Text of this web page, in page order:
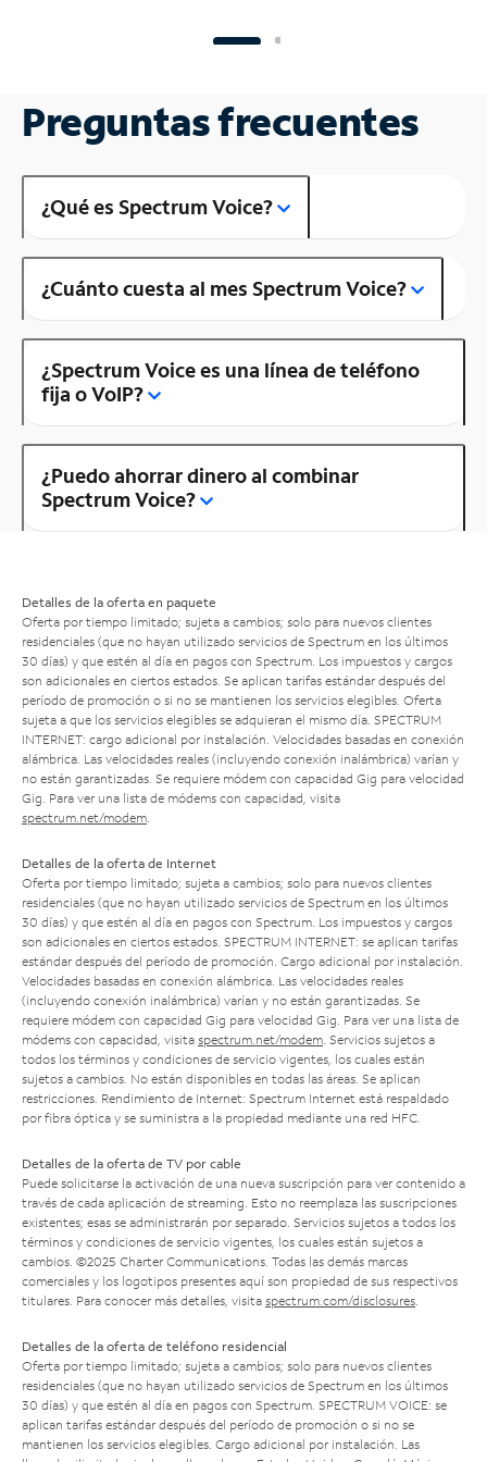
Preguntas frecuentes
¿Qué es Spectrum Voice?
¿Cuánto cuesta al mes Spectrum Voice?
¿Spectrum Voice es una línea de teléfono
fija o VoIP?
¿Puedo ahorrar dinero al combinar
Spectrum Voice?
Detalles de la oferta en paquete
Oferta por tiempo limitado; sujeta a cambios; solo para nuevos clientes
residenciales (que no hayan utilizado servicios de Spectrum en los últimos
30 días) y que estén al día en pagos con Spectrum. Los impuestos y cargos
son adicionales en ciertos estados. Se aplican tarifas estándar después del
período de promoción o si no se mantienen los servicios elegibles. Oferta
sujeta a que los servicios elegibles se adquieran el mismo día. SPECTRUM
INTERNET: cargo adicional por instalación. Velocidades basadas en conexión
alámbrica. Las velocidades reales (incluyendo conexión inalámbrica) varían y
no están garantizadas. Se requiere módem con capacidad Gig para velocidad
Gig. Para ver una lista de módems con capacidad, visita
spectrum.net/modem
Detalles de la oferta de Internet
Oferta por tiempo limitado; sujeta a cambios; solo para nuevos clientes
residenciales (que no hayan utilizado servicios de Spectrum en los últimos
30 días) y que estén al día en pagos con Spectrum. Los impuestos y cargos
son adicionales en ciertos estados. SPECTRUM INTERNET: se aplican tarifas
estándar después del período de promoción. Cargo adicional por instalación.
Velocidades basadas en conexión alámbrica. Las velocidades reales
(incluyendo conexión inalámbrica) varían y no están garantizadas. Se
requiere módem con capacidad Gig para velocidad Gig. Para ver una lista de
módems con capacidad, visita spectrum.net/modem . Servicios sujetos a
todos los términos y condiciones de servicio vigentes, los cuales están
sujetos a cambios. No están disponibles en todas las áreas. Se aplican
restricciones. Rendimiento de Internet: Spectrum Internet está respaldado
por fibra óptica y se suministra a la propiedad mediante una red HFC.
Detalles de la oferta de TV por cable
Puede solicitarse la activación de una nueva suscripción para ver contenido a
través de cada aplicación de streaming. Esto no reemplaza las suscripciones
existentes; esas se administrarán por separado. Servicios sujetos a todos los
términos y condiciones de servicio vigentes, los cuales están sujetos a
cambios. ©2025 Charter Communications. Todas las demás marcas
comerciales y los logotipos presentes aquí son propiedad de sus respectivos
titulares. Para conocer más detalles, visita spectrum.com/disclosures
Detalles de la oferta de teléfono residencial
Oferta por tiempo limitado; sujeta a cambios; solo para nuevos clientes
residenciales (que no hayan utilizado servicios de Spectrum en los últimos
30 días) y que estén al día en pagos con Spectrum. SPECTRUM VOICE: se
aplican tarifas estándar después del período de promoción o si no se
mantienen los servicios elegibles. Cargo adicional por instalación. Las